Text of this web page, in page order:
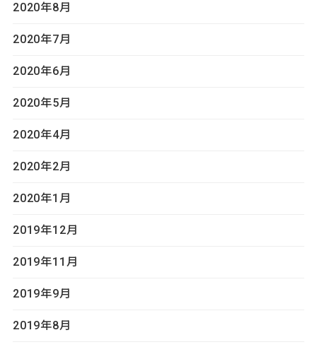
2020年8月
2020年7月
2020年6月
2020年5月
2020年4月
2020年2月
2020年1月
2019年12月
2019年11月
2019年9月
2019年8月